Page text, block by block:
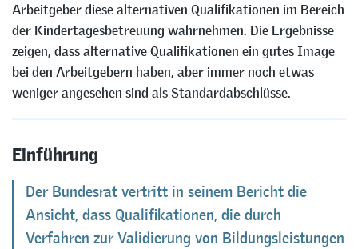
Arbeitgeber diese alternativen Qualifikationen im Bereich
der Kindertagesbetreuung wahrnehmen. Die Ergebnisse
zeigen, dass alternative Qualifikationen ein gutes Image
bei den Arbeitgebern haben, aber immer noch etwas
weniger angesehen sind als Standardabschlüsse.
Einführung
Der Bundesrat vertritt in seinem Bericht die
Ansicht, dass Qualifikationen, die durch
Verfahren zur Validierung von Bildungsleistungen